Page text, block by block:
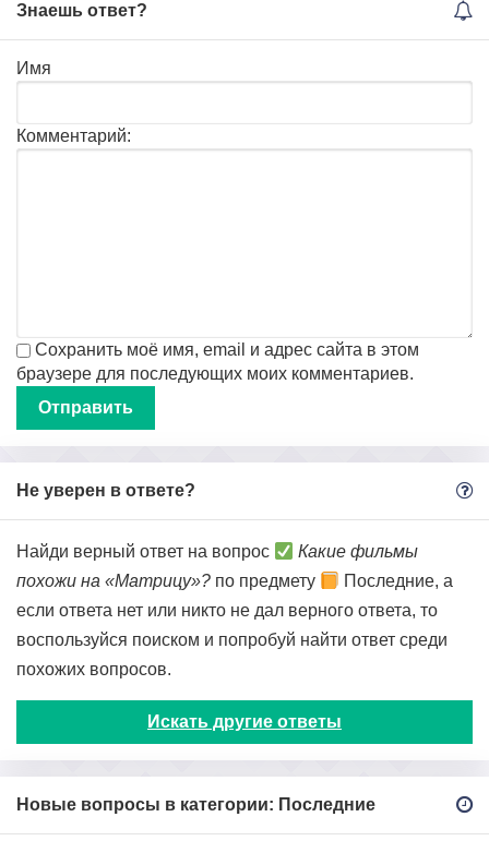
Знаешь ответ?
Имя
Комментарий:
Сохранить моё имя, email и адрес сайта в этом
браузере для последующих моих комментариев.
Не уверен в ответе?
Найди верный ответ на вопрос
Какие фильмы
похожи на «Матрицу»? по предмету
Последние, а
если ответа нет или никто не дал верного ответа, то
воспользуйся поиском и попробуй найти ответ среди
похожих вопросов.
Искать другие ответы
Новые вопросы в категории: Последние